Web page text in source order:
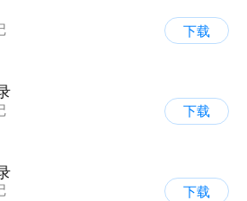
下载
下载
下载